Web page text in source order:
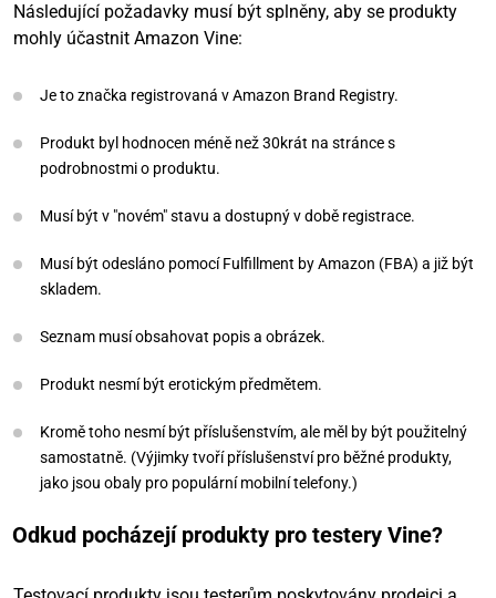
Následující požadavky musí být splněny, aby se produkty
mohly účastnit Amazon Vine:
Je to značka registrovaná v Amazon Brand Registry.
Produkt byl hodnocen méně než 30krát na stránce s
podrobnostmi o produktu.
Musí být v "novém" stavu a dostupný v době registrace.
Musí být odesláno pomocí Fulfillment by Amazon (FBA) a již být
skladem.
Seznam musí obsahovat popis a obrázek.
Produkt nesmí být erotickým předmětem.
Kromě toho nesmí být příslušenstvím, ale měl by být použitelný
samostatně. (Výjimky tvoří příslušenství pro běžné produkty,
jako jsou obaly pro populární mobilní telefony.)
Odkud pocházejí produkty pro testery Vine?